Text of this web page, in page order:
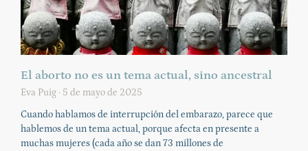
El aborto no es un tema actual, sino ancestral
Eva Puig
5 de mayo de 2025
Cuando hablamos de interrupción del embarazo, parece que
hablemos de un tema actual, porque afecta en presente a
muchas mujeres (cada año se dan 73 millones de